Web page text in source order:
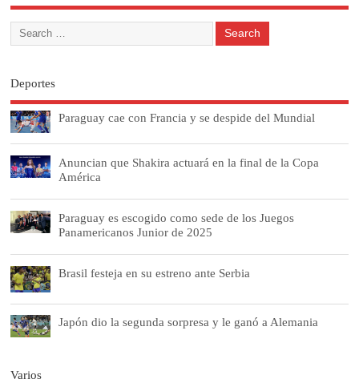
Deportes
Paraguay cae con Francia y se despide del Mundial
Anuncian que Shakira actuará en la final de la Copa
América
Paraguay es escogido como sede de los Juegos
Panamericanos Junior de 2025
Brasil festeja en su estreno ante Serbia
Japón dio la segunda sorpresa y le ganó a Alemania
Varios